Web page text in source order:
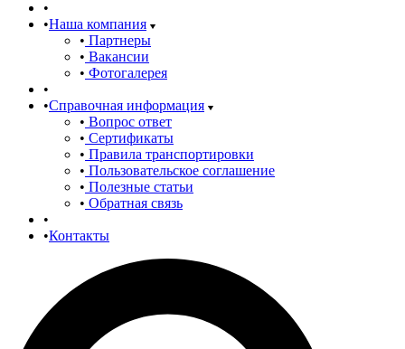
Наша компания
Партнеры
Вакансии
Фотогалерея
Справочная информация
Вопрос ответ
Сертификаты
Правила транспортировки
Пользовательское соглашение
Полезные статьи
Обратная связь
Контакты